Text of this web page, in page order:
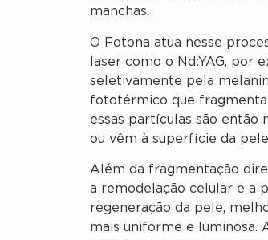
manchas.
O Fotona atua nesse
laser como o Nd:YAG, por
seletivamente pela
fototérmico que
essas partículas são
ou vêm à superfície da
Além da fragmentação
a remodelação celular e a
regeneração da pele,
mais uniforme e luminosa.